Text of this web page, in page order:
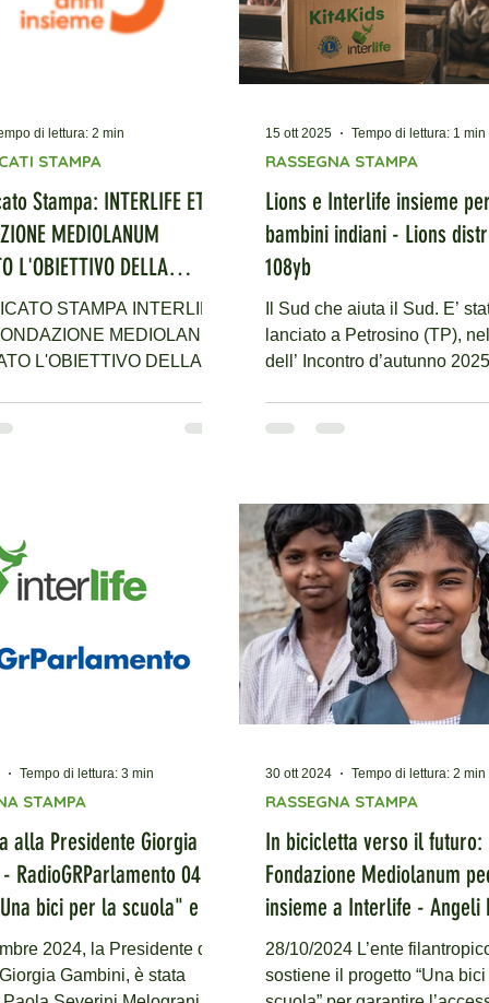
Stampa: INTERLIFE ETS
MEDIOLANUM
L'OBIETTIVO DELLA
A SOSTEGNO DEI
TAMIL NADU
STAMPA INTERLIFE
MEDIOLANUM
L'OBIETTIVO DELLA
raccolti dai donatori, che
e la protezione di oltre 100
nei villaggi rurali dell'India
Milano, 22 giugno 2026
prefissato la campagna
STAMPA
di lettura: 2 min
Lions e Interlife insieme
bambini indiani - Lions
108yb
Il Sud che aiuta il Sud. E’
lanciato a Petrosino (TP),
dell’ Incontro d’autunno
Lions per i bimbi vulnerabili. A
lion del club Palermo
delegato del Governatore
cooperazione internazionale
servizio Lions. Si tratta
congiunta Una bici per
Kit4Kids per for
RASSEGNA STAMPA
15 ott 2025 Tempo di lettura: 1 min
alla Presidente Giorgia
bici per la scuola" e il
sviluppo Toolkit Interlife
sostenibile
2024, la Presidente di
Gambini, è stata
STAMPA
Tempo di lettura: 3 min
In bicicletta verso il futuro:
Fondazione Mediolanum
insieme a Interlife - Angeli
28/10/2024 L’ente
sostiene il progetto “Una
RASSEGNA STAMPA
30 ott 2024 Tempo di lettura: 2 min